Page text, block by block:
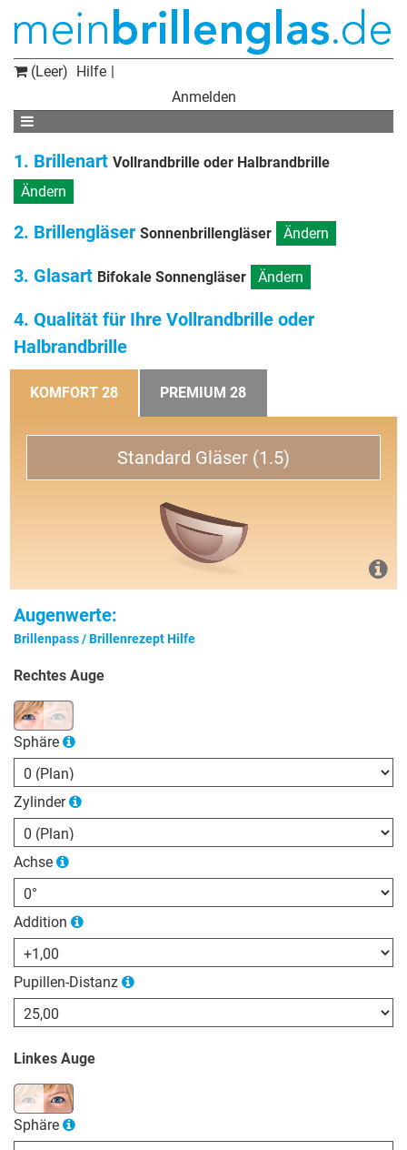
(Leer) Hilfe
Anmelden
1. Brillenart Vollrandbrille oder Halbrandbrille
Ändern
2. Brillengläser Sonnenbrillengläser Ändern
3. Glasart Bifokale Sonnengläser Ändern
4. Qualität für Ihre Vollrandbrille oder
Halbrandbrille
KOMFORT 28 PREMIUM 28
Standard Gläser (1.5)
Augenwerte:
Brillenpass / Brillenrezept Hilfe
Rechtes Auge
Sphäre
Zylinder
Achse
Addition
Pupillen-Distanz
Linkes Auge
Sphäre